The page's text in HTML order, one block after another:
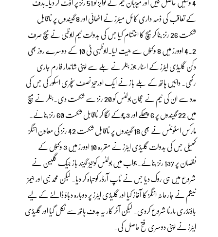
کے تعاقب کی ذمہ داری کائل میئرز نے اٹھائی اور 8 گیندوں پر ناقابل
شکست 26 رنز بنا کر میچ کا اختتام کیا جس کی بدولت ٹیم ابوظبی نے میچ صرف
4.2 اوورز میں 8 وکٹوں سے جیت لیا۔ابوظہبی ٹی 10 کے دوسرے روز بھی
دکن گلیڈی ایٹرز کے اسٹار جوز بٹلر نے بلے سے اپنی شاندار فارم جاری
رکھی۔ دائیں ہاتھ کے بلے باز نے ایک اور تیز نصف سنچری اسکور کی جس کی
مدد سے ان کی ٹیم نے عجمان بولٹس کو 20 رنز سے شکست دی۔بٹلر نے میچ
میں 22 گیندوں پر 6 چھکے اور 3 چوکے لگا کر ناقابل شکست 60 رنز بنائے۔
مارکس اسٹوئنس نے بھی 18 گیندوں پر ناقابل شکست 42 رنز کی معاون اننگز
کھیلی جس کی بدولت گلیڈی ایٹرز نے مقررہ 10 اوورز میں 3 وکٹوں کے
نقصان پر 137 رنز بنائے۔جواب میں بولٹس کو تیز گیند باز جیک گلیسن نے
شروع میں ہی روک دیا جس نے ٹاپ آرڈر کو تباہ کر دیا۔ لیکن محمد نبی اور جیمز
نیشم نے جارحانہ اننگز کا آغاز کیا اور گلیڈی ایٹرز پر دوبارہ دباؤ ڈالنے کے لیے
باؤنڈری مارنا شروع کردی۔ لیکن آخر کار یہ ہدف ہاتھ سے نکل گیا اور گلیڈی
ایٹرز نے اپنی دوسری فتح حاصل کی۔